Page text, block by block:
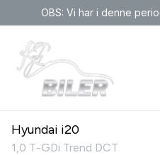
OBS: Vi har i denne
Hyundai i20
1,0 T-GDi Trend DCT